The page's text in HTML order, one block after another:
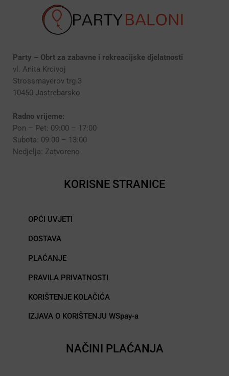
Party – Obrt za zabavne i rekreacijske djelatnosti
vl. Anita Krcivoj
Strossmayerov trg 3
10450 Jastrebarsko
Radno vrijeme:
Pon – Pet: 09:00 – 17:00
Subota: 09:00 – 13:00
Nedjelja: Zatvoreno
KORISNE STRANICE
OPĆI UVJETI
DOSTAVA
PLAĆANJE
PRAVILA PRIVATNOSTI
KORIŠTENJE KOLAČIĆA
IZJAVA O KORIŠTENJU WSpay-a
NAČINI PLAĆANJA